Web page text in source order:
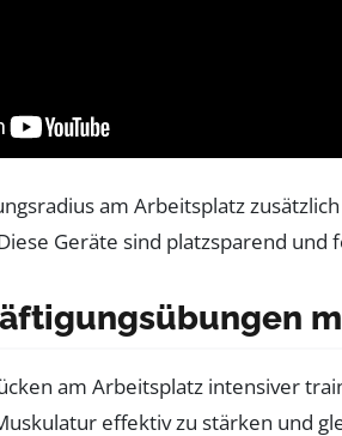
am Arbeitsplatz
Geräte sind platzsparend
am Arbeitsplatz intensiver
effektiv zu stärken und